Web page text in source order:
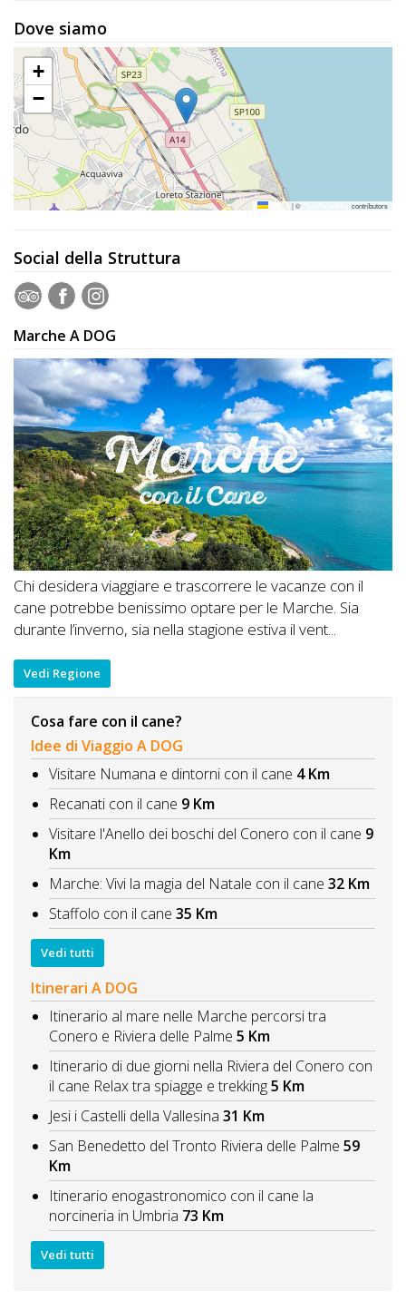
Dove siamo
+
−
Leaflet |© contributors
Social della Struttura
Marche A DOG
Chi desidera viaggiare e trascorrere le vacanze con il
cane potrebbe benissimo optare per le Marche. Sia
durante l’inverno, sia nella stagione estiva il vent...
Vedi Regione
Cosa fare con il cane?
Idee di Viaggio A DOG
Visitare Numana e dintorni con il cane 4 Km
Recanati con il cane 9 Km
Visitare l'Anello dei boschi del Conero con il cane 9
Km
Marche: Vivi la magia del Natale con il cane 32 Km
Staffolo con il cane 35 Km
Vedi tutti
Itinerari A DOG
Itinerario al mare nelle Marche percorsi tra
Conero e Riviera delle Palme 5 Km
Itinerario di due giorni nella Riviera del Conero con
il cane Relax tra spiagge e trekking5 Km
Jesi i Castelli della Vallesina 31 Km
San Benedetto del Tronto Riviera delle Palme 59
Km
Itinerario enogastronomico con il cane la
norcineria in Umbria 73 Km
Vedi tutti